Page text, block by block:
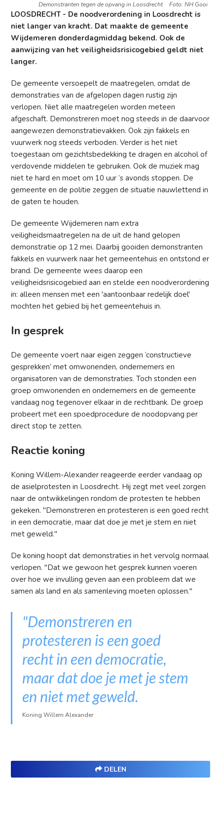
Demonstranten tegen de opvang in Loosdrecht Foto: NH Gooi
LOOSDRECHT - De noodverordening in Loosdrecht is
niet langer van kracht. Dat maakte de gemeente
Wijdemeren donderdagmiddag bekend. Ook de
aanwijzing van het veiligheidsrisicogebied geldt niet
langer.
De gemeente versoepelt de maatregelen, omdat de
demonstraties van de afgelopen dagen rustig zijn
verlopen. Niet alle maatregelen worden meteen
afgeschaft. Demonstreren moet nog steeds in de daarvoor
aangewezen demonstratievakken. Ook zijn fakkels en
vuurwerk nog steeds verboden. Verder is het niet
toegestaan om gezichtsbedekking te dragen en alcohol of
verdovende middelen te gebruiken. Ook de muziek mag
niet te hard en moet om 10 uur ‘s avonds stoppen. De
gemeente en de politie zeggen de situatie nauwlettend in
de gaten te houden.
De gemeente Wijdemeren nam extra
veiligheidsmaatregelen na de uit de hand gelopen
demonstratie op 12 mei. Daarbij gooiden demonstranten
fakkels en vuurwerk naar het gemeentehuis en ontstond er
brand. De gemeente wees daarop een
veiligheidsrisicogebied aan en stelde een noodverordening
in: alleen mensen met een 'aantoonbaar redelijk doel'
mochten het gebied bij het gemeentehuis in.
In gesprek
De gemeente voert naar eigen zeggen ‘constructieve
gesprekken’ met omwonenden, ondernemers en
organisatoren van de demonstraties. Toch stonden een
groep omwonenden en ondernemers en de gemeente
vandaag nog tegenover elkaar in de rechtbank. De groep
probeert met een spoedprocedure de noodopvang per
direct stop te zetten.
Reactie koning
Koning Willem-Alexander reageerde eerder vandaag op
de asielprotesten in Loosdrecht. Hij zegt met veel zorgen
naar de ontwikkelingen rondom de protesten te hebben
gekeken. "Demonstreren en protesteren is een goed recht
in een democratie, maar dat doe je met je stem en niet
met geweld."
De koning hoopt dat demonstraties in het vervolg normaal
verlopen. "Dat we gewoon het gesprek kunnen voeren
over hoe we invulling geven aan een probleem dat we
samen als land en als samenleving moeten oplossen."
"Demonstreren en
protesteren is een goed
recht in een democratie,
maar dat doe je met je stem
en niet met geweld.
Koning Willem Alexander
DELEN